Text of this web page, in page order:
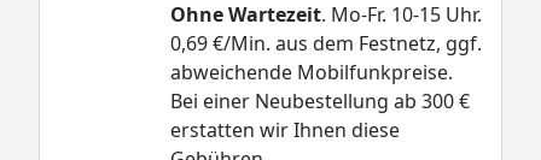
Ohne Wartezeit. Mo-Fr. 10-15 Uhr.
0,69 €/Min. aus dem Festnetz, ggf.
abweichende Mobilfunkpreise.
Bei einer Neubestellung ab 300 €
erstatten wir Ihnen diese